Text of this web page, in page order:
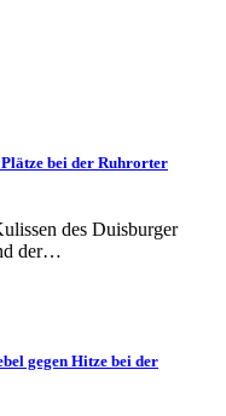
bei der Ruhrorter
des Duisburger
der…
gegen Hitze bei der